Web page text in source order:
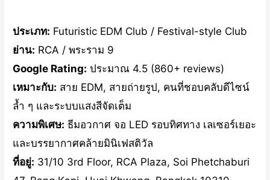
ประเภท: Futuristic EDM Club / Festival-style Club
ย่าน: RCA / พระราม 9
Google Rating: ประมาณ 4.5 (860+ reviews)
เหมาะกับ: สาย EDM, สายถ่ายรูป, คนที่ชอบคลับดีไซน์
ล้ำ ๆ และระบบแสงสีจัดเต็ม
ความพิเศษ: ธีมอวกาศ จอ LED รอบทิศทาง เลเซอร์เยอะ
และบรรยากาศคล้ายมินิเฟสติวัล
ที่อยู่: 31/10 3rd Floor, RCA Plaza, Soi Phetchaburi